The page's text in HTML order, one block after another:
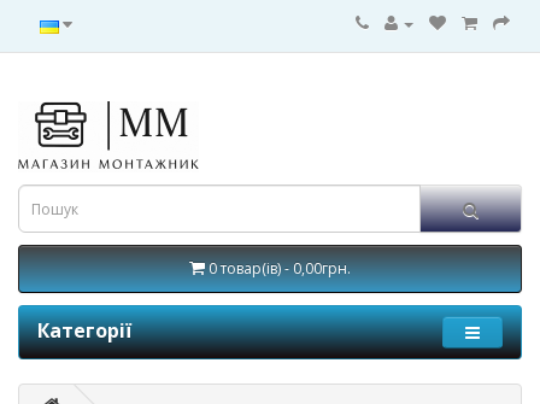
0 товар(ів) - 0,00грн.
Категорії